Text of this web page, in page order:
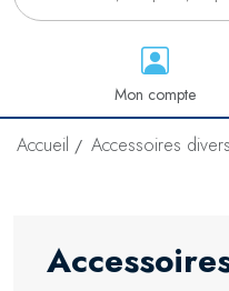
Mon compte
Accueil Accessoires divers